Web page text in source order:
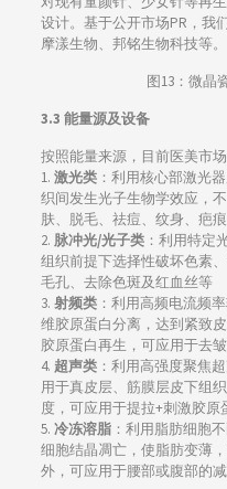
设计。基于公开市场PR，我
摩漾生物、邦铭生物科技等。
图13：微晶
3.3 能量源及设备
按照能量来源，目前医美市
1. 激光类：利用核心部激光
织间发生光子生物学效应，
肤、脱毛、祛痘、纹身、疤
2. 脉冲光/光子类：利用特定
组织前提下选择性破坏色素
毛孔、去除色斑及红血丝等
3. 射频类：利用高频电流频
维胶原蛋白分离，达到紧致
胶原蛋白再生，可应用于去
4. 超声类：利用高强度聚焦
用于真皮层、筋膜层皮下组
度，可应用于提拉+刺激胶原
5. 冷冻溶脂：利用脂肪细胞
细胞结晶凋亡，使脂肪变薄
外，可应用于腰部或腹部的